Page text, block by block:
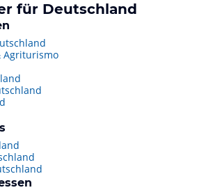
für Deutschland
Agriturismo